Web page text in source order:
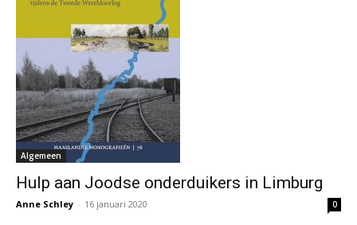
Algemeen
Hulp aan Joodse onderduikers in Limburg
Anne Schley - 16 januari 2020 0